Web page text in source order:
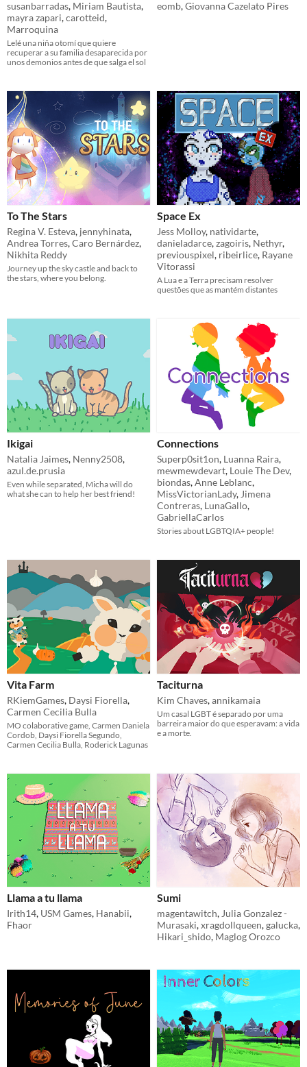
susanbarradas, Miriam Bautista,
mayra zapari,carotteid,
Marroquina
Lelé una niña otomí que quiere
recuperar a su familia desaparecida por
unos demonios antes de que salga el sol
eomb,Giovanna Cazelato Pires
To The Stars
Regina V. Esteva, jennyhinata,
Andrea Torres,Caro Bernárdez,
Nikhita Reddy
Journey up the sky castle and back to
the stars, where you belong.
Space Ex
Jess Molloy, natividarte,
danieladarce,zagoiris, Nethyr,
previouspixel, ribeirlice, Rayane
Vitorassi
A Lua e a Terra precisam resolver
questões que as mantém distantes
Ikigai
Natalia Jaimes, Nenny2508,
azul.de.prusia
Even while separated, Micha will do
what she can to help her best friend!
Connections
Superp0sit1on, Luanna Raira,
mewmewdevart, Louie The Dev,
biondas,Anne Leblanc,
MissVictorianLady, Jimena
Contreras, LunaGallo,
GabriellaCarlos
Stories about LGBTQIA+ people!
Vita Farm
RKiemGames, Daysi Fiorella,
Carmen Cecilia Bulla
MO colaborative game, Carmen Daniela
Cordob, Daysi Fiorella Segundo,
Carmen Cecilia Bulla, Roderick Lagunas
Taciturna
Kim Chaves,annikamaia
Um casal LGBT é separado por uma
barreira maior do que esperavam: a vida
e a morte.
Llama a tu llama
Irith14, USM Games, Hanabii,
Fhaor
Sumi
magentawitch,Julia Gonzalez -
Murasaki,xragdollqueen,galucka,
Hikari_shido, Maglog Orozco